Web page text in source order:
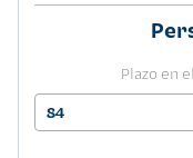
Plazo en
84